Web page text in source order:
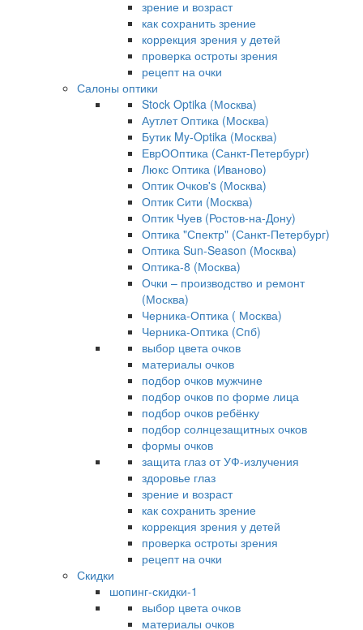
зрение и возраст
как сохранить зрение
коррекция зрения у детей
проверка остроты зрения
рецепт на очки
Салоны оптики
Stock Optika (Москва)
Аутлет Оптика (Москва)
Бутик My-Optika (Москва)
ЕврООптика (Санкт-Петербург)
Люкс Оптика (Иваново)
Оптик Очков's (Москва)
Оптик Сити (Москва)
Оптик Чуев (Ростов-на-Дону)
Оптика "Спектр" (Санкт-Петербург)
Оптика Sun-Season (Москва)
Оптика-8 (Москва)
Очки – производство и ремонт
(Москва)
Черника-Оптика ( Москва)
Черника-Оптика (Спб)
выбор цвета очков
материалы очков
подбор очков мужчине
подбор очков по форме лица
подбор очков ребёнку
подбор солнцезащитных очков
формы очков
защита глаз от УФ-излучения
здоровье глаз
зрение и возраст
как сохранить зрение
коррекция зрения у детей
проверка остроты зрения
рецепт на очки
Скидки
шопинг-скидки-1
выбор цвета очков
материалы очков